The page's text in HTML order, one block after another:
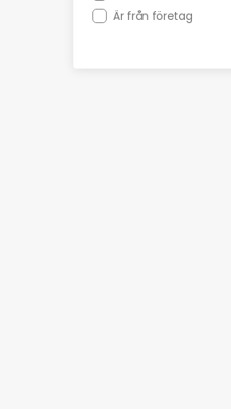
Är från företag